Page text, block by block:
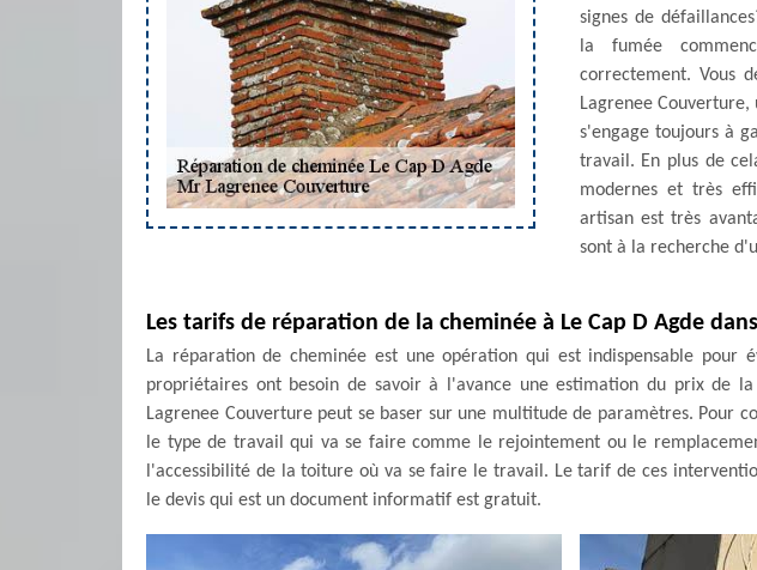
signes de
la fumée
correctement. Vous
Lagrenee Couverture,
s'engage toujours à
travail. En plus de
modernes et très
artisan est très
sont à la recherche
Les tarifs de réparation de la cheminée à Le Cap D Agde
La réparation de cheminée est une opération qui est indispensable pour
propriétaires ont besoin de savoir à l'avance une estimation du prix de
Lagrenee Couverture peut se baser sur une multitude de paramètres. Pour
le type de travail qui va se faire comme le rejointement ou le
l'accessibilité de la toiture où va se faire le travail. Le tarif de ces
le devis qui est un document informatif est gratuit.